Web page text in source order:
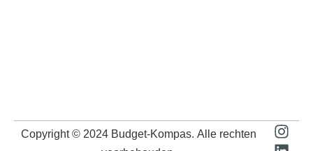
Copyright © 2024 Budget-Kompas. Alle rechten